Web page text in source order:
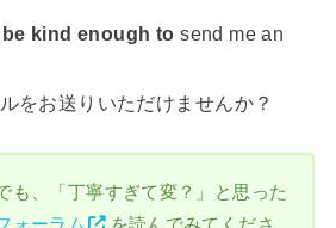
kind enough to send me an
をお送りいただけませんか？
も、「丁寧すぎて変？」と思った
ォーラム
を読んでみてくださ